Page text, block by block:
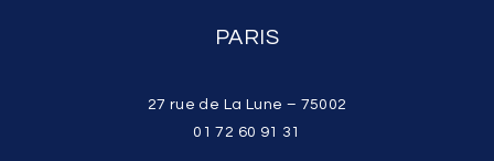
PARIS
27 rue de La Lune – 75002
01 72 60 91 31